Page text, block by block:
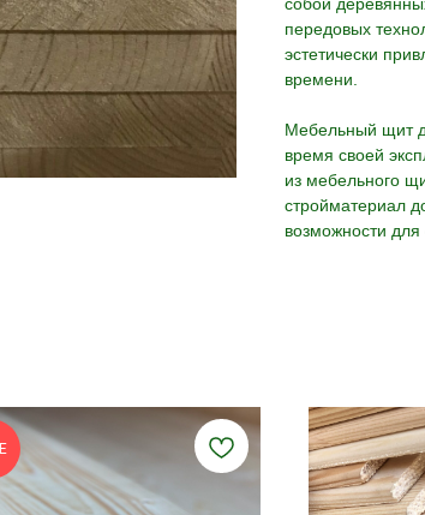
собой
передовых
эстетически
времени.
Мебельный щит
время своей
из мебельного
стройматериал
возможности для